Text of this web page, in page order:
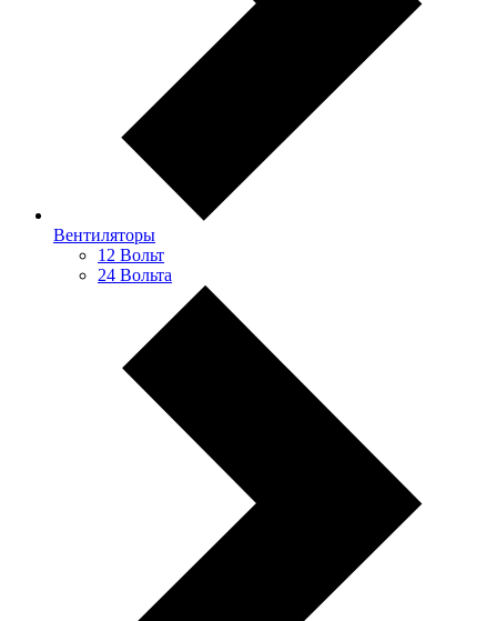
Вентиляторы
12 Вольт
24 Вольта